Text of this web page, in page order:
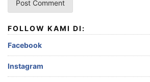
FOLLOW KAMI DI:
Facebook
Instagram